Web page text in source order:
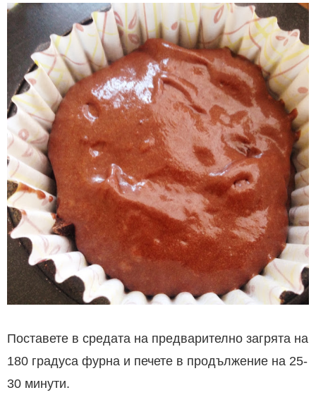
Поставете в средата на предварително загрята на
180 градуса фурна и печете в продължение на 25-
30 минути.